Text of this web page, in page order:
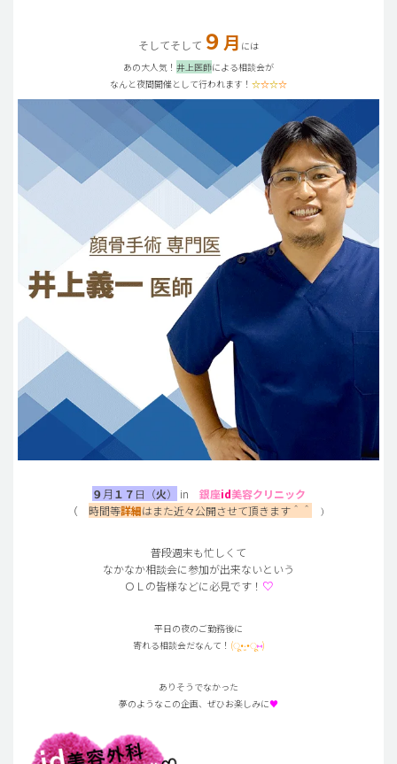
そしてそして ９ 月 には
あの大人気！ 井上医師による相談会が
なんと夜間開催として行われます！ ☆☆☆☆
９月 １７ 日（火） in 銀座id美容クリニック
（ 時間等詳細はまた近々公開させて頂きます＾＾ ）
普段週末も忙しくて
なかなか相談会に参加が出来ないという
ＯＬの皆様などに必見です！ ♡
平日の夜のご勤務後に
寄れる相談会だなんて！ (ू•‧̫•ू⑅)
ありそうでなかった
夢のようなこの企画、ぜひお楽しみに♥